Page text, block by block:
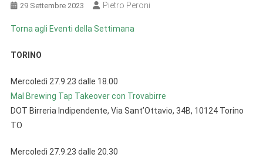
29 Settembre 2023 Pietro Peroni
Torna agli Eventi della Settimana
TORINO
Mercoledì 27.9.23 dalle 18.00
Mal Brewing Tap Takeover con Trovabirre
DOT Birreria Indipendente, Via Sant’Ottavio, 34B, 10124 Torino
TO
Mercoledì 27.9.23 dalle 20.30